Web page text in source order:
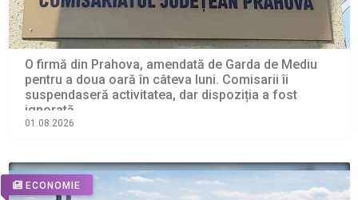
O firmă din Prahova, amendată de Garda de Mediu
pentru a doua oară în câteva luni. Comisarii îi
suspendaseră activitatea, dar dispoziția a fost
ignorată
01.08.2026
ECONOMIE